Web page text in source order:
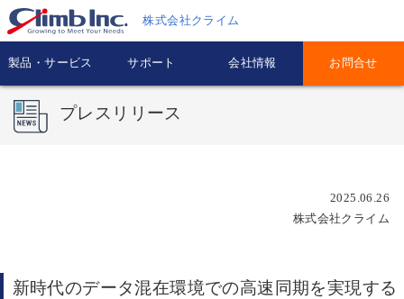
株式会社クライム
製品・サービス サポート 会社情報 お問合せ
プレスリリース
2025.06.26
株式会社クライム
新時代のデータ混在環境での高速同期を実現する